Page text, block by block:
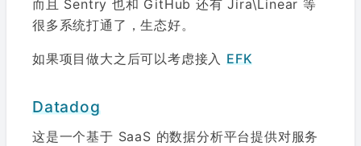
而且 Sentry 也和 GitHub 还有 Jira\Linear 等
很多系统打通了，生态好。
如果项目做大之后可以考虑接入 EFK
Datadog
这是一个基于 SaaS 的数据分析平台提供对服务